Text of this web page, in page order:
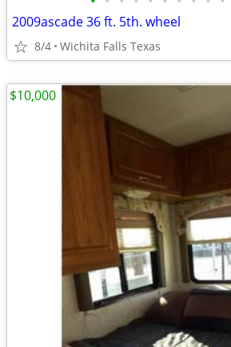
2009ascade 36 ft. 5th. wheel
8/4 Wichita Falls Texas
$10,000